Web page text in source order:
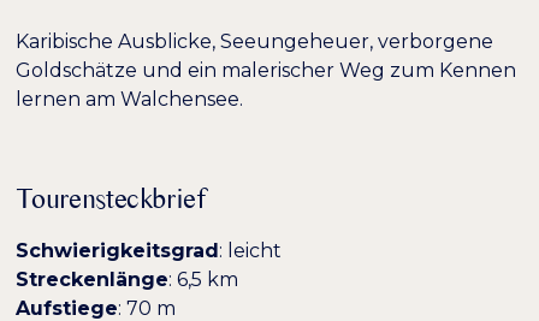
Karibische Ausblicke, Seeungeheuer, verborgene
Goldschätze und ein malerischer Weg zum Kennen
lernen am Walchensee.
Tourensteckbrief
Schwierigkeitsgrad: leicht
Streckenlänge: 6,5 km
Aufstiege: 70 m